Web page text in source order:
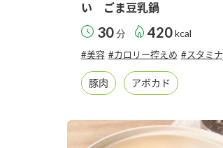
い ごま豆乳鍋
30分 420 kcal
#美容 #カロリー控えめ #スタミナ
豚肉 アボカド